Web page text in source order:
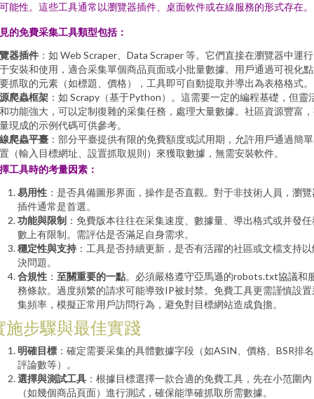
能性。這些工具通常以瀏覽器插件、桌面軟件或在線服務的形式存在。
的免費采集工具類型包括：
器插件 ：如 Web Scraper、Data Scraper 等。它們直接在瀏覽器中運
安裝和使用，適合采集單個商品頁面或小批量數據。用戶通過可視化
抓取的元素（如標題、價格），工具即可自動提取并導出為表格格式。
爬蟲框架 ：如 Scrapy（基于Python）。這需要一定的編程基礎，但靈
功能強大，可以定制復雜的采集任務，處理大量數據。社區資源豐富
現成的示例代碼可供參考。
爬蟲平臺 ：部分平臺提供有限的免費額度或試用期，允許用戶通過簡
（輸入目標網址、設置抓取規則）來獲取數據，無需安裝軟件。
工具時的考量因素：
易用性 ：是否具備圖形界面，操作是否直觀。對于非技術人員，瀏覽
插件通常是首選。
功能與限制 ：免費版本往往在采集速度、數據量、導出格式或并發任
數上有限制。需評估是否滿足自身需求。
穩定性與支持 ：工具是否持續更新，是否有活躍的社區或文檔支持以
決問題。
合規性 ： 至關重要的一點。必須嚴格遵守亞馬遜的robots.txt協議和
務條款。過度頻繁的請求可能導致IP被封禁。免費工具更需謹慎設置
集頻率，模擬正常用戶訪問行為，避免對目標網站造成負擔。
施步驟與最佳實踐
明確目標 ：確定需要采集的具體數據字段（如ASIN、價格、BSR排
評論數等）。
選擇與測試工具 ：根據目標選擇一款合適的免費工具，先在小范圍內
（如幾個商品頁面）進行測試，確保能準確抓取所需數據。